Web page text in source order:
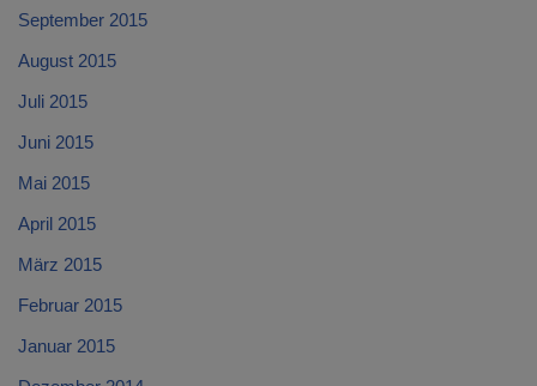
September 2015
August 2015
Juli 2015
Juni 2015
Mai 2015
April 2015
März 2015
Februar 2015
Januar 2015